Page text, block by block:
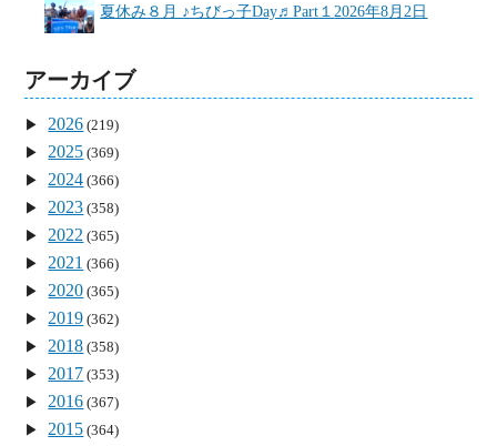
夏休み８月 ♪ちびっ子Day♬Part１ 2026年8月2日
アーカイブ
2026 (219)
2025 (369)
2024 (366)
2023 (358)
2022 (365)
2021 (366)
2020 (365)
2019 (362)
2018 (358)
2017 (353)
2016 (367)
2015 (364)